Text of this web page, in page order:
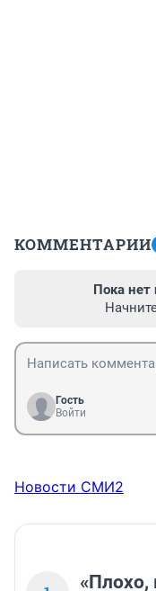
КОММЕНТАРИИ
Пока нет
Гость
Войти
Новости СМИ2
«Плохо,